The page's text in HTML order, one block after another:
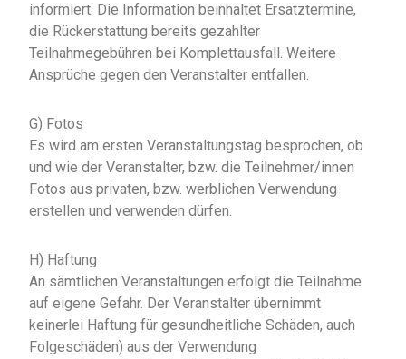
informiert. Die Information beinhaltet Ersatztermine,
die Rückerstattung bereits gezahlter
Teilnahmegebühren bei Komplettausfall. Weitere
Ansprüche gegen den Veranstalter entfallen.
G) Fotos
Es wird am ersten Veranstaltungstag besprochen, ob
und wie der Veranstalter, bzw. die Teilnehmer/innen
Fotos aus privaten, bzw. werblichen Verwendung
erstellen und verwenden dürfen.
H) Haftung
An sämtlichen Veranstaltungen erfolgt die Teilnahme
auf eigene Gefahr. Der Veranstalter übernimmt
keinerlei Haftung für gesundheitliche Schäden, auch
Folgeschäden) aus der Verwendung